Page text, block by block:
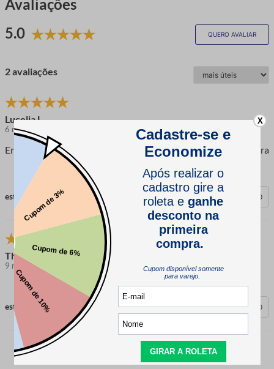
Avaliações
5.0
QUERO AVALIAR
2 avaliações
Lucelia L.
6 meses atrás comprador verificado
Entrega rápida e de fácil acompanhamento pela transportadora
esta avaliação foi útil? 0
Thais F.
9 meses atrás comprador verificado
esta avaliação foi útil? 0 0
X